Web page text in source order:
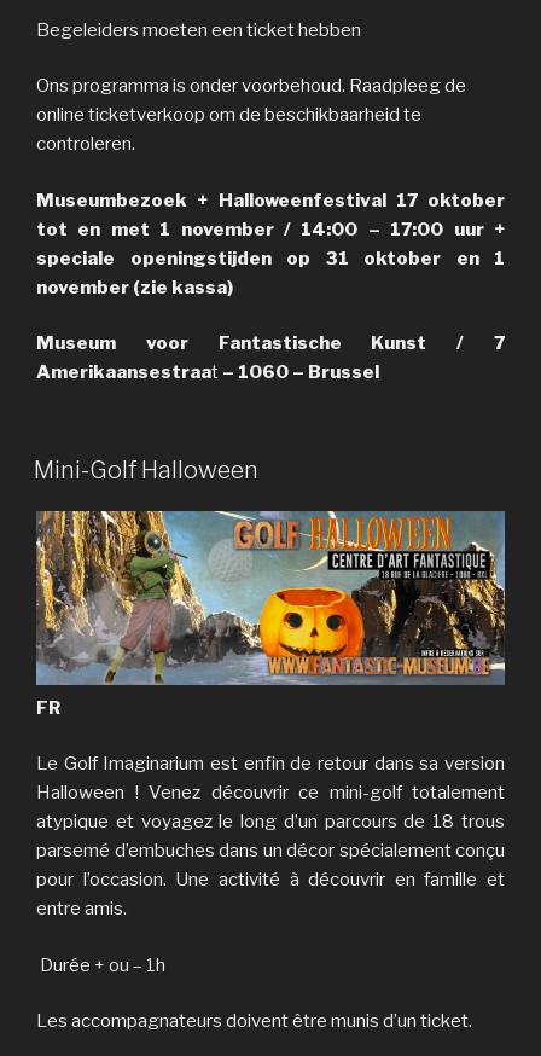
Begeleiders moeten een ticket hebben
Ons programma is onder voorbehoud. Raadpleeg de
online ticketverkoop om de beschikbaarheid te
controleren.
Museumbezoek + Halloweenfestival 17 oktober
tot en met 1 november / 14:00 – 17:00 uur +
speciale openingstijden op 31 oktober en 1
november (zie kassa)
Museum voor Fantastische Kunst / 7
Amerikaansestraat – 1060 – Brussel
PUBLIÉ
LE
Mini-Golf Halloween
FR
Le Golf Imaginarium est enfin de retour dans sa version
Halloween ! Venez découvrir ce mini-golf totalement
atypique et voyagez le long d’un parcours de 18 trous
parsemé d’embuches dans un décor spécialement conçu
pour l’occasion. Une activité à découvrir en famille et
entre amis.
Durée + ou – 1h
Les accompagnateurs doivent être munis d’un ticket.